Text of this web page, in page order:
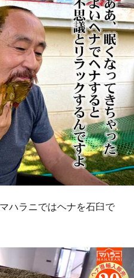
ハラニではヘナを石臼で